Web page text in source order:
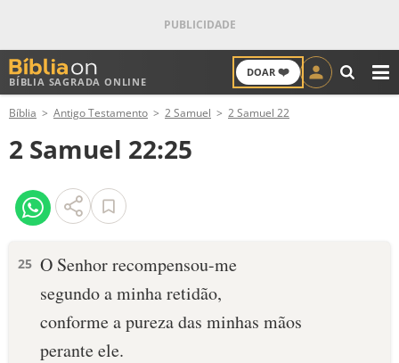
BÍBLIA SAGRADA ONLINE
DOAR ❤️
ANTIGO TESTAMENTO
NOVO TESTAMENTO
VERSÍCULOS
PALAVRA DO DIA
SALMO DO DIA
Bíblia Antigo Testamento 2 Samuel 2 Samuel 22
2 Samuel 22:25
25 O Senhor recompensou-me
segundo a minha retidão,
conforme a pureza das minhas mãos
perante ele.